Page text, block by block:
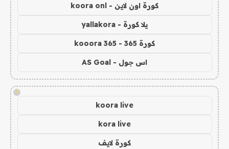
كورة اون لاين - koora onl
يلا كورة - yallakora
كورة 365 - kooora 365
اس جول - AS Goal
!
koora live
kora live
كورة لايف